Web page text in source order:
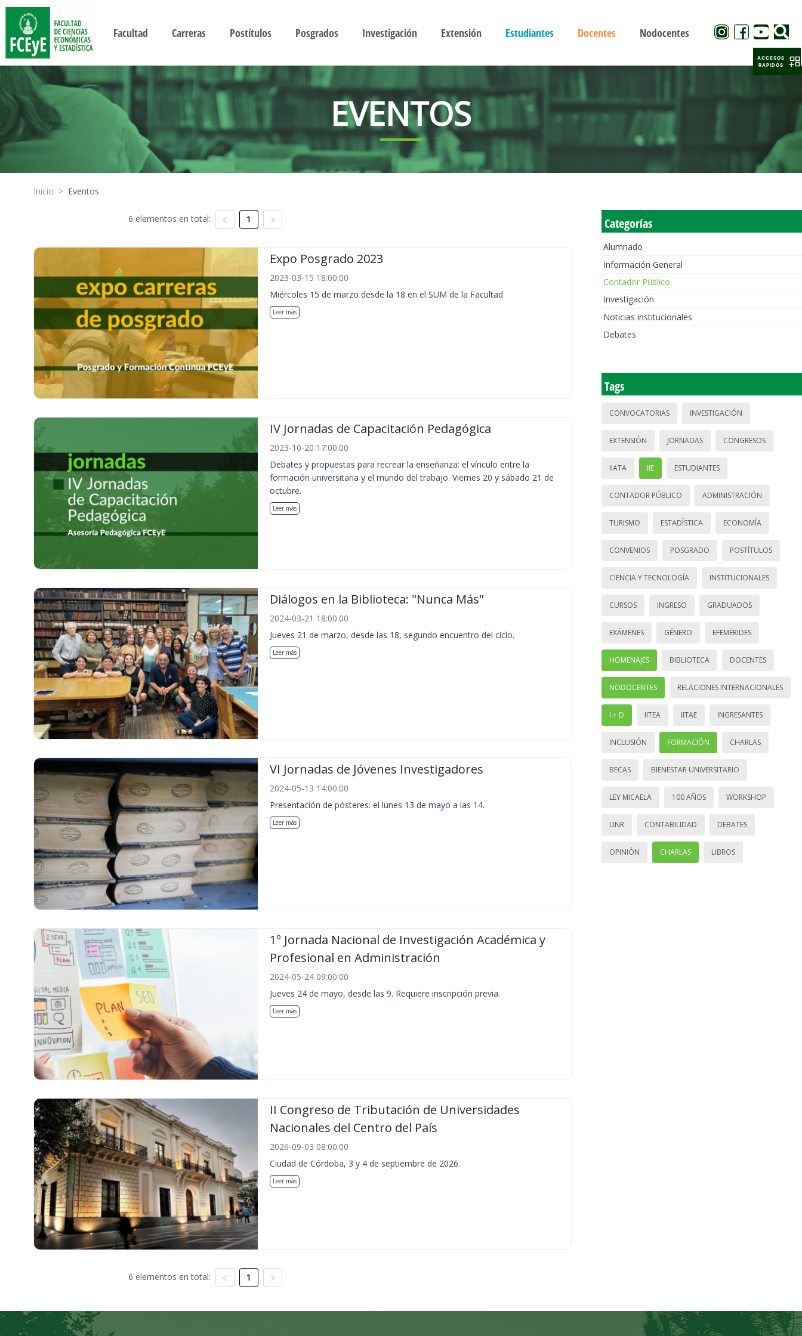
Facultad Carreras Postítulos Posgrados Investigación Extensión Estudiantes Docentes Nodocentes
EVENTOS
Inicio > Eventos
6 elementos en total: 1
Expo Posgrado 2023
2023-03-15 18:00:00
Miércoles 15 de marzo desde la 18 en el SUM de la Facultad
Leer más
IV Jornadas de Capacitación Pedagógica
2023-10-20 17:00:00
Debates y propuestas para recrear la enseñanza: el vínculo entre la
formación universitaria y el mundo del trabajo. Viernes 20 y sábado 21 de
octubre.
Leer más
Diálogos en la Biblioteca: "Nunca Más"
2024-03-21 18:00:00
Jueves 21 de marzo, desde las 18, segundo encuentro del ciclo.
Leer más
VI Jornadas de Jóvenes Investigadores
2024-05-13 14:00:00
Presentación de pósteres: el lunes 13 de mayo a las 14.
Leer más
1º Jornada Nacional de Investigación Académica y
Profesional en Administración
2024-05-24 09:00:00
Jueves 24 de mayo, desde las 9. Requiere inscripción previa.
Leer más
II Congreso de Tributación de Universidades
Nacionales del Centro del País
2026-09-03 08:00:00
Ciudad de Córdoba, 3 y 4 de septiembre de 2026.
Leer más
6 elementos en total: 1
Categorías
Alumnado
Información General
Contador Público
Investigación
Noticias institucionales
Debates
Tags
CONVOCATORIAS INVESTIGACIÓN
EXTENSIÓN JORNADAS CONGRESOS
IIATA IIE ESTUDIANTES
CONTADOR PÚBLICO ADMINISTRACIÓN
TURISMO ESTADÍSTICA ECONOMÍA
CONVENIOS POSGRADO POSTÍTULOS
CIENCIA Y TECNOLOGÍA INSTITUCIONALES
CURSOS INGRESO GRADUADOS
EXÁMENES GÉNERO EFEMÉRIDES
HOMENAJES BIBLIOTECA DOCENTES
NODOCENTES RELACIONES INTERNACIONALES
I + D IITEA IITAE INGRESANTES
INCLUSIÓN FORMACIÓN CHARLAS
BECAS BIENESTAR UNIVERSITARIO
LEY MICAELA 100 AÑOS WORKSHOP
UNR CONTABILIDAD DEBATES
OPINIÓN CHARLAS LIBROS
ACCESOS
RAPIDOS